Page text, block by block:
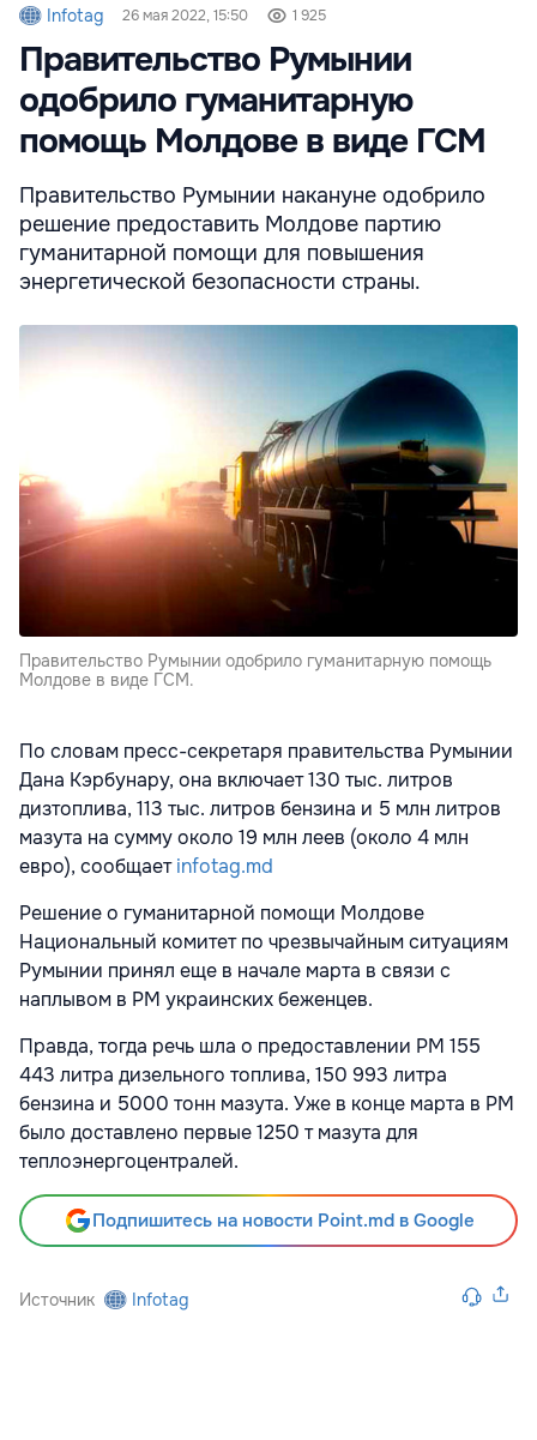
Infotag 26 мая 2022, 15:50 1 925
Правительство Румынии
одобрило гуманитарную
помощь Молдове в виде ГСМ
Правительство Румынии накануне одобрило
решение предоставить Молдове партию
гуманитарной помощи для повышения
энергетической безопасности страны.
Правительство Румынии одобрило гуманитарную помощь
Молдове в виде ГСМ.
По словам пресс-секретаря правительства Румынии
Дана Кэрбунару, она включает 130 тыс. литров
дизтоплива, 113 тыс. литров бензина и 5 млн литров
мазута на сумму около 19 млн леев (около 4 млн
евро), сообщаетinfotag.md
Решение о гуманитарной помощи Молдове
Национальный комитет по чрезвычайным ситуациям
Румынии принял еще в начале марта в связи с
наплывом в РМ украинских беженцев.
Правда, тогда речь шла о предоставлении РМ 155
443 литра дизельного топлива, 150 993 литра
бензина и 5000 тонн мазута. Уже в конце марта в РМ
было доставлено первые 1250 т мазута для
теплоэнергоцентралей.
Подпишитесь на новости Point.md в Google
Источник Infotag